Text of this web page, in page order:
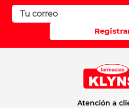
Atención a